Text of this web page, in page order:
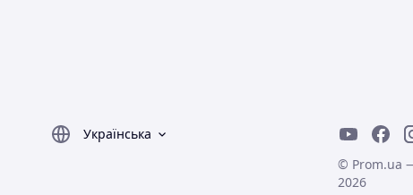
Українська
© Prom.ua
2026